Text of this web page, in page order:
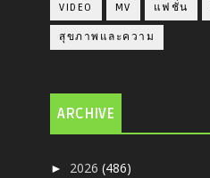
VIDEO MV แฟชั่น
สุขภาพและความ
ARCHIVE
► 2026(486)